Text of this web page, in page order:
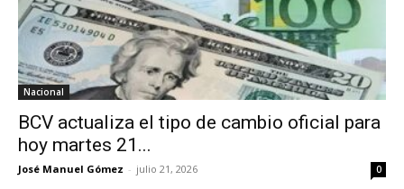
Nacional
BCV actualiza el tipo de cambio oficial para
hoy martes 21...
José Manuel Gómez - julio 21, 2026 0